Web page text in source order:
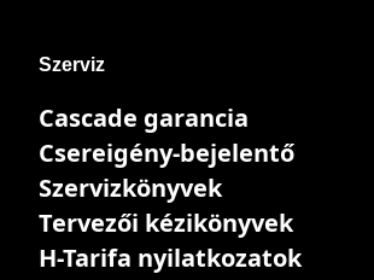
Szerviz
Cascade garancia
Csereigény-bejelentő
Szervizkönyvek
Tervezői kézikönyvek
H-Tarifa nyilatkozatok